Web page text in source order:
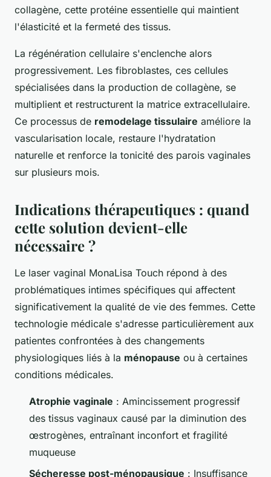
collagène, cette protéine essentielle qui maintient
l'élasticité et la fermeté des tissus.
La régénération cellulaire s'enclenche alors
progressivement. Les fibroblastes, ces cellules
spécialisées dans la production de collagène, se
multiplient et restructurent la matrice extracellulaire.
Ce processus de remodelage tissulaire améliore la
vascularisation locale, restaure l'hydratation
naturelle et renforce la tonicité des parois vaginales
sur plusieurs mois.
Indications thérapeutiques : quand
cette solution devient-elle
nécessaire ?
Le laser vaginal MonaLisa Touch répond à des
problématiques intimes spécifiques qui affectent
significativement la qualité de vie des femmes. Cette
technologie médicale s'adresse particulièrement aux
patientes confrontées à des changements
physiologiques liés à la ménopause ou à certaines
conditions médicales.
Atrophie vaginale : Amincissement progressif
des tissus vaginaux causé par la diminution des
œstrogènes, entraînant inconfort et fragilité
muqueuse
Sécheresse post-ménopausique : Insuffisance